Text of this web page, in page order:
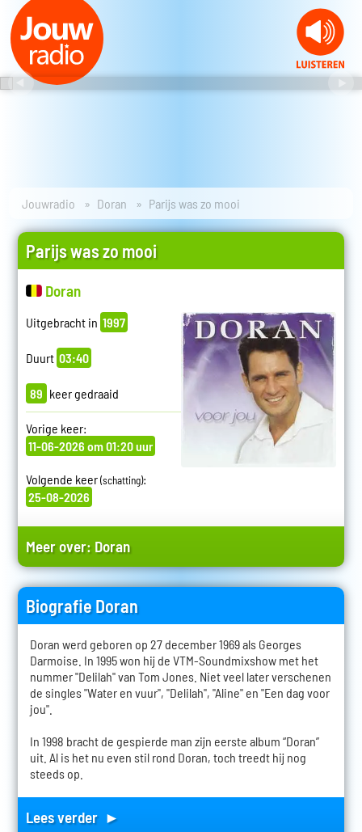
Jouwradio Doran Parijs was zo mooi
Parijs was zo mooi
Doran
Uitgebracht in 1997
Duurt 03:40
89 keer gedraaid
Vorige keer:
11-06-2026 om 01:20 uur
Volgende keer(schatting):
25-08-2026
Meer over: Doran
Biografie Doran
Doran werd geboren op 27 december 1969 als Georges
Darmoise. In 1995 won hij de VTM-Soundmixshow met het
nummer "Delilah" van Tom Jones. Niet veel later verschenen
de singles "Water en vuur", "Delilah", "Aline" en "Een dag voor
jou".
In 1998 bracht de gespierde man zijn eerste album “Doran”
uit. Al is het nu even stil rond Doran, toch treedt hij nog
steeds op.
Lees verder ►